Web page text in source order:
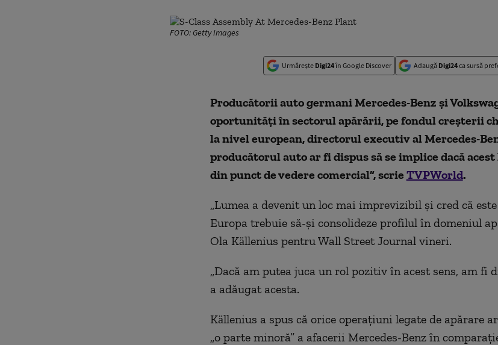
FOTO: Getty Images
Urmărește Digi24în Google Discover Adaugă Digi24ca sursă
Producătorii auto germani Mercedes-Benz și
oportunități în sectorul apărării, pe fondul creșterii
la nivel european, directorul executiv al Mercedes-
producătorul auto ar fi dispus să se implice dacă acest
din punct de vedere comercial”, scrie TVPWorld.
„Lumea a devenit un loc mai imprevizibil și cred că
Europa trebuie să-și consolideze profilul în domeniul
Ola Källenius pentru Wall Street Journal vineri.
„Dacă am putea juca un rol pozitiv în acest sens, am fi
a adăugat acesta.
Källenius a spus că orice operațiuni legate de apărare
„o parte minoră” a afacerii Mercedes-Benz în